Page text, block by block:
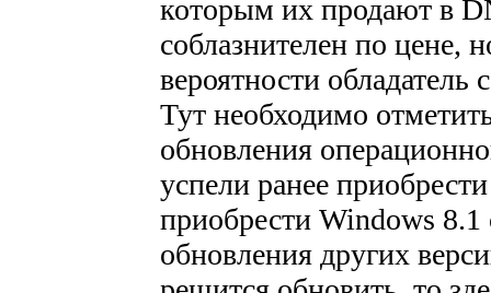
которым их продают в
соблазнителен по цене,
вероятности обладатель
Тут необходимо
обновления
успели ранее
приобрести Windows 8.1
обновления других